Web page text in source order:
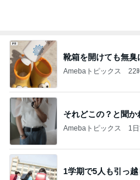
靴箱を開けても無臭
Amebaトピックス 22
それどこの？と聞
Amebaトピックス 1
1学期で5人も引っ